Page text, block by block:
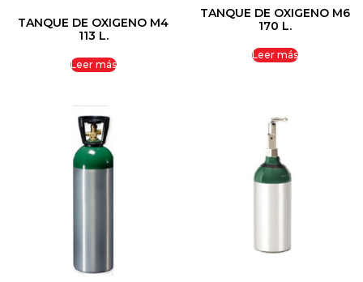
TANQUE DE OXIGENO M4
113 L.
Leer más
TANQUE DE OXIGENO M6
170 L.
Leer más